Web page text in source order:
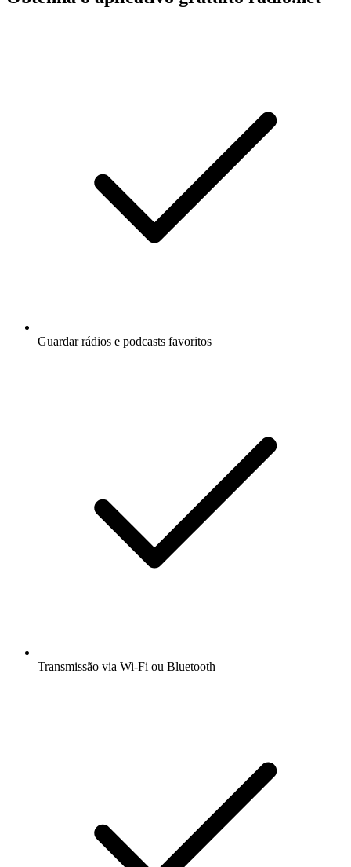
Guardar rádios e podcasts favoritos
Transmissão via Wi-Fi ou Bluetooth